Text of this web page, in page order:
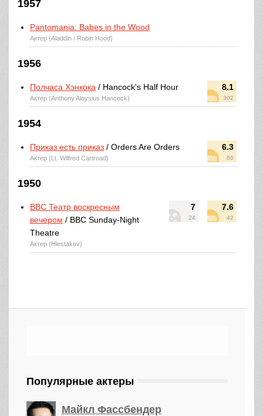
1957
Pantomania: Babes in the Wood
Актер (Aladdin / Robin Hood)
1956
8.1
302
Полчаса Хэнкока / Hancock's Half Hour
Актер (Anthony Aloysius Hancock)
1954
6.3
86
Приказ есть приказ / Orders Are Orders
Актер (Lt. Wilfred Cartroad)
1950
7
24
7.6
42
BBC Театр воскресным
вечером / BBC Sunday-Night
Theatre
Актер (Hlestakov)
Популярные актеры
Майкл Фассбендер